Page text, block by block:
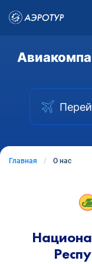
Главная О нас